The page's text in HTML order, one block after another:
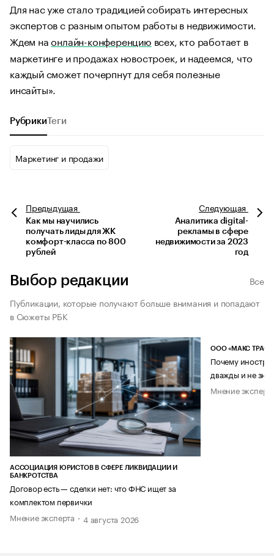
Для нас уже стало традицией собирать интересных
экспертов с разным опытом работы в недвижимости.
Ждем наонлайн-конференцию всех, кто работает в
маркетинге и продажах новостроек, и надеемся, что
каждый сможет почерпнут для себя полезные
инсайты».
Рубрики Теги
Маркетинг и продажи
Предыдущая
Как мы научились
получать лиды для ЖК
комфорт-класса по 800
рублей
Следующая
Аналитика digital-
рекламы в сфере
недвижимости за 2023
год
Выбор редакции
Все
Публикации, которые получают больше внимания и попадают
в Сюжеты РБК
АССОЦИАЦИЯ ЮРИСТОВ В СФЕРЕ ЛИКВИДАЦИИ И
БАНКРОТСТВА
Договор есть — сделки нет: что ФНС ищет за
комплектом первички
Мнение эксперта
4 августа 2026
ООО «МАКС ТРАСТ»
Почему
дважды и не
Мнение